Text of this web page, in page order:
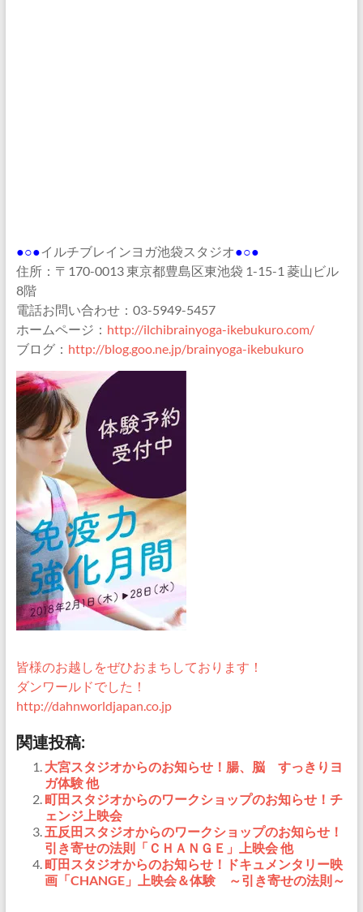
●○●イルチブレインヨガ池袋スタジオ●○●
住所：〒170-0013 東京都豊島区東池袋 1-15-1 菱山ビル
8階
電話お問い合わせ：03-5949-5457
ホームページ： http://ilchibrainyoga-ikebukuro.com/
ブログ： http://blog.goo.ne.jp/brainyoga-ikebukuro
皆様のお越しをぜひおまちしております！
ダンワールドでした！
http://dahnworldjapan.co.jp
関連投稿:
大宮スタジオからのお知らせ！腸、脳 すっきりヨ
ガ体験 他
町田スタジオからのワークショップのお知らせ！チ
ェンジ上映会
五反田スタジオからのワークショップのお知らせ！
引き寄せの法則「ＣＨＡＮＧＥ」上映会 他
町田スタジオからのお知らせ！ドキュメンタリー映
画「CHANGE」上映会＆体験 ～引き寄せの法則～